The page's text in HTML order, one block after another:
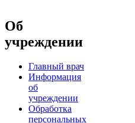
Об
учреждении
Главный врач
Информация
об
учреждении
Обработка
персональных